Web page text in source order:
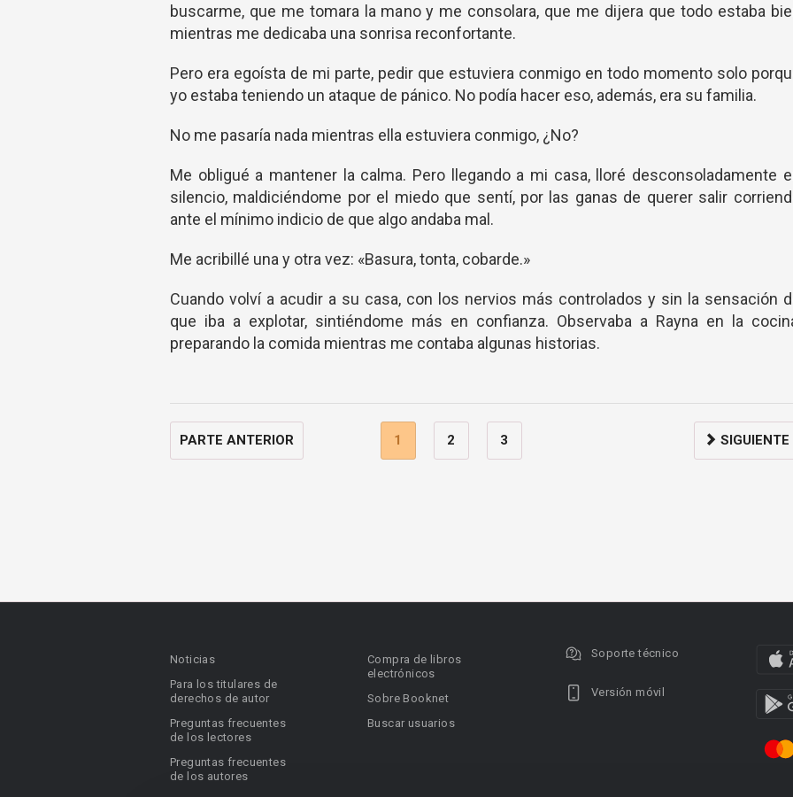
buscarme, que me tomara la mano y me consolara, que me dijera que todo estaba
mientras me dedicaba una sonrisa reconfortante.
Pero era egoísta de mi parte, pedir que estuviera conmigo en todo momento solo
yo estaba teniendo un ataque de pánico. No podía hacer eso, además, era su familia.
No me pasaría nada mientras ella estuviera conmigo, ¿No?
Me obligué a mantener la calma. Pero llegando a mi casa, lloré desconsoladamente
silencio, maldiciéndome por el miedo que sentí, por las ganas de querer salir
ante el mínimo indicio de que algo andaba mal.
Me acribillé una y otra vez: «Basura, tonta, cobarde.»
Cuando volví a acudir a su casa, con los nervios más controlados y sin la sensación
que iba a explotar, sintiéndome más en confianza. Observaba a Rayna en la
preparando la comida mientras me contaba algunas historias.
PARTE ANTERIOR 1 2 3 SIGUIENTE
Noticias
Para los titulares de
derechos de autor
Preguntas frecuentes
de los lectores
Preguntas frecuentes
de los autores
Compra de libros
electrónicos
Sobre Booknet
Buscar usuarios
Soporte técnico
Versión móvil